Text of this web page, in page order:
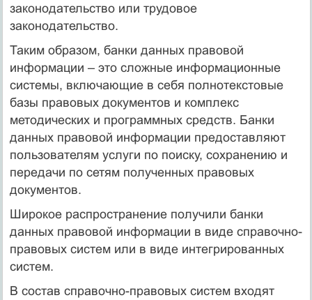
законодательство или трудовое
законодательство.
Таким образом, банки данных правовой
информации – это сложные информационные
системы, включающие в себя полнотекстовые
базы правовых документов и комплекс
методических и программных средств. Банки
данных правовой информации предоставляют
пользователям услуги по поиску, сохранению и
передачи по сетям полученных правовых
документов.
Широкое распространение получили банки
данных правовой информации в виде справочно-
правовых систем или в виде интегрированных
систем.
В состав справочно-правовых систем входят